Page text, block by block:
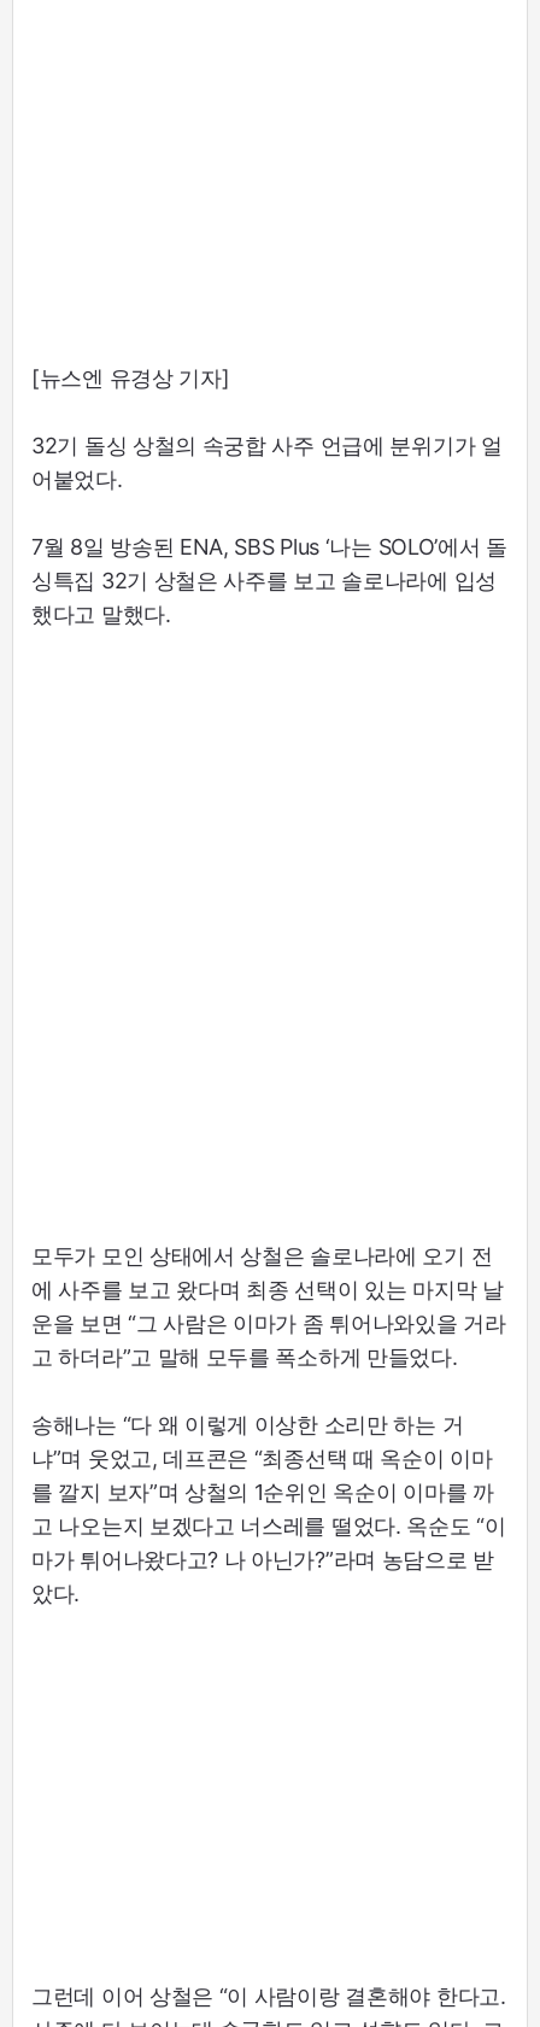
[뉴스엔 유경상 기자]
32기 돌싱 상철의 속궁합 사주 언급에 분위기가 얼
어붙었다.
7월 8일 방송된 ENA, SBS Plus ‘나는 SOLO’에서 돌
싱특집 32기 상철은 사주를 보고 솔로나라에 입성
했다고 말했다.
모두가 모인 상태에서 상철은 솔로나라에 오기 전
에 사주를 보고 왔다며 최종 선택이 있는 마지막 날
운을 보면 “그 사람은 이마가 좀 튀어나와있을 거라
고 하더라”고 말해 모두를 폭소하게 만들었다.
송해나는 “다 왜 이렇게 이상한 소리만 하는 거
냐”며 웃었고, 데프콘은 “최종선택 때 옥순이 이마
를 깔지 보자”며 상철의 1순위인 옥순이 이마를 까
고 나오는지 보겠다고 너스레를 떨었다. 옥순도 “이
마가 튀어나왔다고? 나 아닌가?”라며 농담으로 받
았다.
그런데 이어 상철은 “이 사람이랑 결혼해야 한다고.